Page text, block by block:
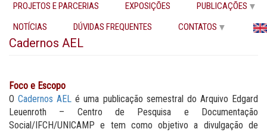
PROJETOS E PARCERIAS
EXPOSIÇÕES
PUBLICAÇÕES
NOTÍCIAS
DÚVIDAS FREQUENTES CONTATOS
Início Cadernos AEL
Cadernos AEL
Foco e Escopo
OCadernos AEL é uma publicação semestral do Arquivo Edgard
Leuenroth – Centro de Pesquisa e Documentação
Social/IFCH/UNICAMP e tem como objetivo a divulgação de